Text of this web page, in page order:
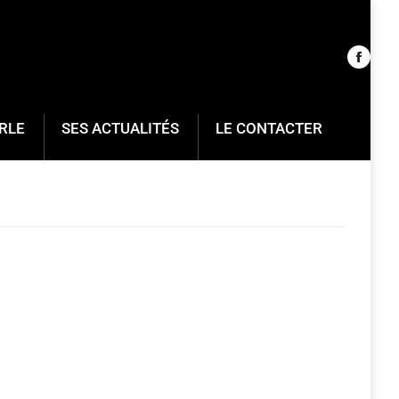
SES ACTUALITÉS LE CONTACTER